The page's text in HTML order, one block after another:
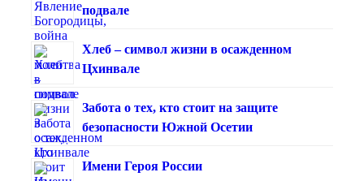
подвале
Хлеб – символ жизни в осажденном
Цхинвале
Забота о тех, кто стоит на защите
безопасности Южной Осетии
Имени Героя России